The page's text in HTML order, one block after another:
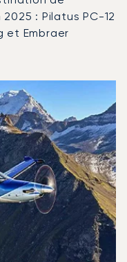
: Pilatus PC-12
et Embraer
Autonomie (km)